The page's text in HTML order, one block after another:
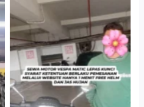
Cityplaza Jatinegara
Gedung Parkir P6A